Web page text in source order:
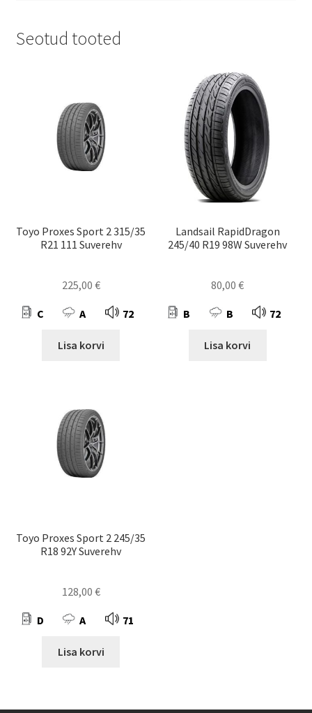
Seotud tooted
Toyo Proxes Sport 2 315/35
R21 111 Suverehv
225,00 €
C A 72
Lisa korvi
Landsail RapidDragon
245/40 R19 98W Suverehv
80,00€
B B 72
Lisa korvi
Toyo Proxes Sport 2 245/35
R18 92Y Suverehv
128,00 €
D A 71
Lisa korvi